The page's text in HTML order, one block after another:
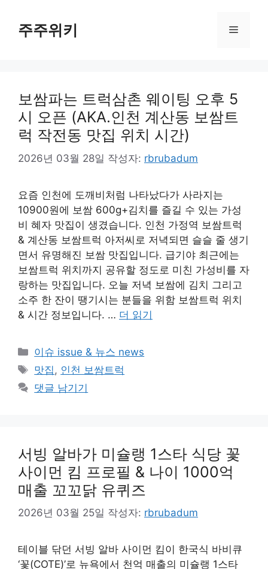
주주위키 메
보쌈파는 트럭삼촌 웨이팅 오후 5
시 오픈 (AKA.인천 계산동 보쌈트
럭 작전동 맛집 위치 시간)
2026년 03월 28일 작성자: rbrubadum
요즘 인천에 도깨비처럼 나타났다가 사라지는
10900원에 보쌈 600g+김치를 즐길 수 있는 가성
비 혜자 맛집이 생겼습니다. 인천 가정역 보쌈트럭
& 계산동 보쌈트럭 아저씨로 저녁되면 슬슬 줄 생기
면서 유명해진 보쌈 맛집입니다. 급기야 최근에는
보쌈트럭 위치까지 공유할 정도로 미친 가성비를 자
랑하는 맛집입니다. 오늘 저녁 보쌈에 김치 그리고
소주 한 잔이 땡기시는 분들을 위함 보쌈트럭 위치
& 시간 정보입니다. … 더 읽기
카
테
고
리
이슈 issue & 뉴스 news
태
그
맛집 , 인천 보쌈트럭
댓글 남기기
서빙 알바가 미슐랭 1스타 식당 꽃
사이먼 킴 프로필 & 나이 1000억
매출 꼬꼬닭 유퀴즈
2026년 03월 25일 작성자: rbrubadum
테이블 닦던 서빙 알바 사이먼 킴이 한국식 바비큐
‘꽃(COTE)’로 뉴욕에서 천억 매출의 미슐랭 1스타